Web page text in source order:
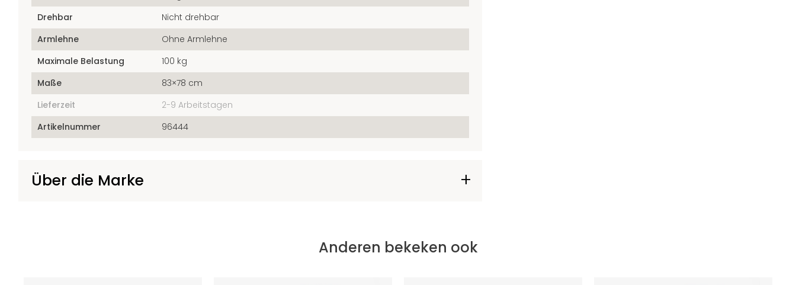
Drehbar
Nicht drehbar
Armlehne
Ohne Armlehne
Maximale Belastung
100 kg
Maße
83×78 cm
Lieferzeit
2-9 Arbeitstagen
Artikelnummer
96444
Über die Marke
Anderen bekeken ook